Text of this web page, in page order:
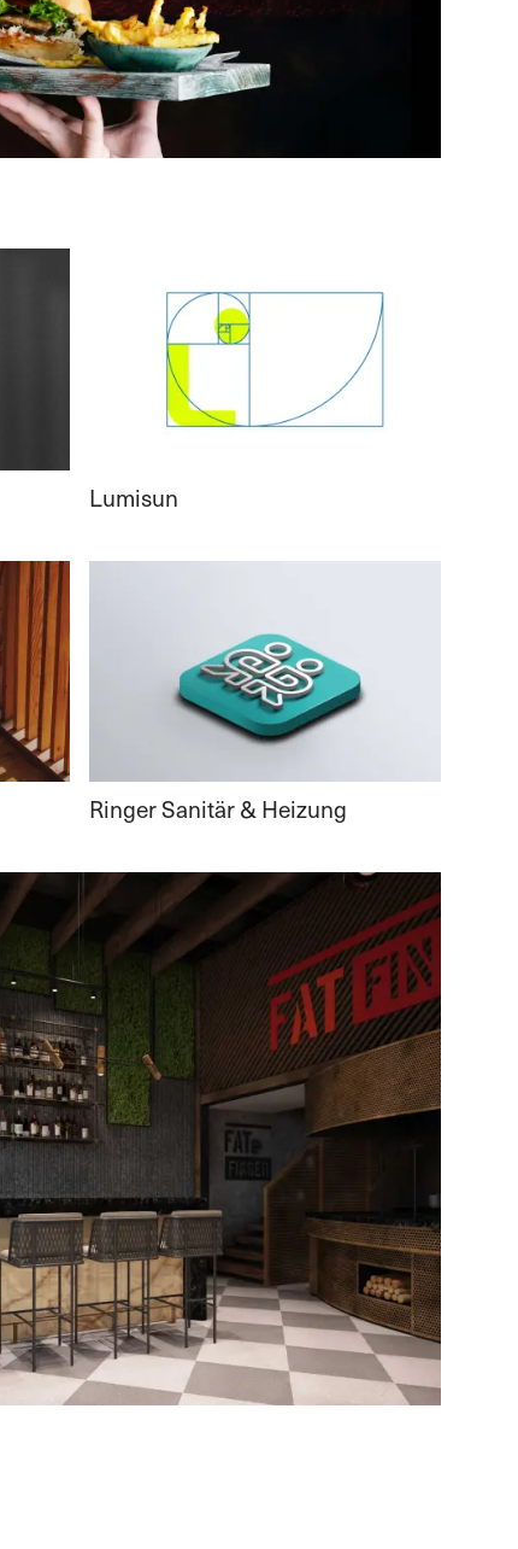
Lumisun
Ringer Sanitär & Heizung